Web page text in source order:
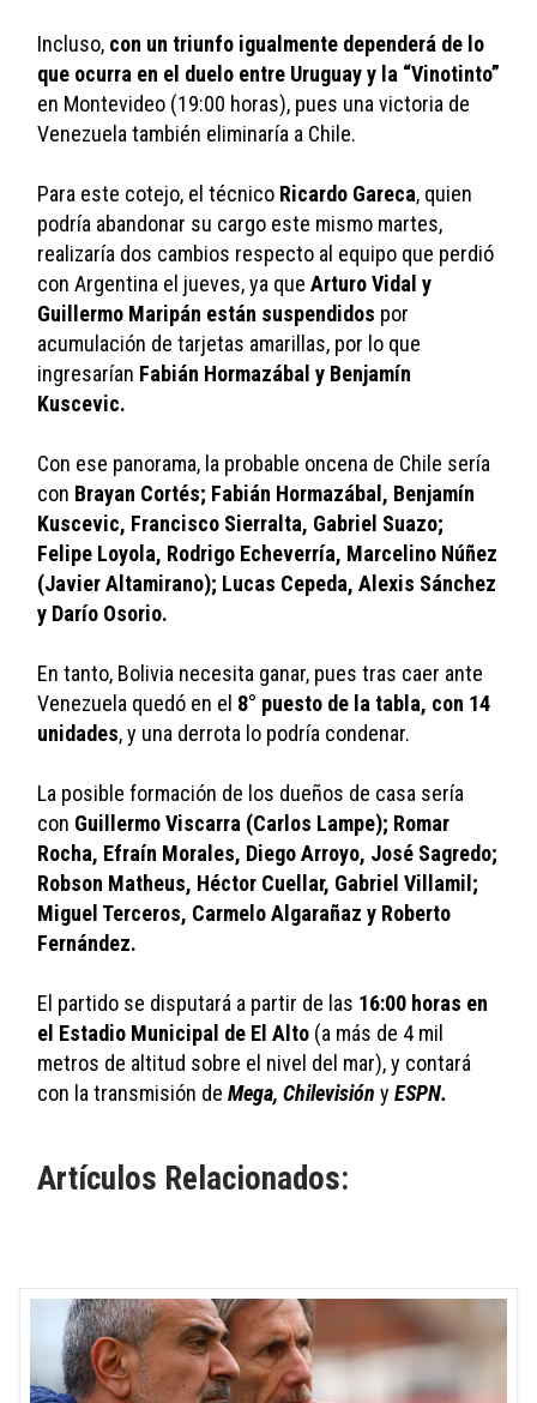
Incluso, con un triunfo igualmente dependerá de lo
que ocurra en el duelo entre Uruguay y la “Vinotinto”
en Montevideo (19:00 horas), pues una victoria de
Venezuela también eliminaría a Chile.
Para este cotejo, el técnico Ricardo Gareca, quien
podría abandonar su cargo este mismo martes,
realizaría dos cambios respecto al equipo que perdió
con Argentina el jueves, ya que Arturo Vidal y
Guillermo Maripán están suspendidos por
acumulación de tarjetas amarillas, por lo que
ingresarían Fabián Hormazábal y Benjamín
Kuscevic.
Con ese panorama, la probable oncena de Chile sería
con Brayan Cortés; Fabián Hormazábal, Benjamín
Kuscevic, Francisco Sierralta, Gabriel Suazo;
Felipe Loyola, Rodrigo Echeverría, Marcelino Núñez
(Javier Altamirano); Lucas Cepeda, Alexis Sánchez
y Darío Osorio.
En tanto, Bolivia necesita ganar, pues tras caer ante
Venezuela quedó en el 8° puesto de la tabla, con 14
unidades, y una derrota lo podría condenar.
La posible formación de los dueños de casa sería
con Guillermo Viscarra (Carlos Lampe); Romar
Rocha, Efraín Morales, Diego Arroyo, José Sagredo;
Robson Matheus, Héctor Cuellar, Gabriel Villamil;
Miguel Terceros, Carmelo Algarañaz y Roberto
Fernández.
El partido se disputará a partir de las 16:00 horas en
el Estadio Municipal de El Alto (a más de 4 mil
metros de altitud sobre el nivel del mar), y contará
con la transmisión de Mega, Chilevisión y ESPN.
Artículos Relacionados: